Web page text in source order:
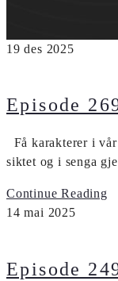
19 des 2025
Episode
Få karakterer i
siktet og i senga
Continue Reading
14 mai 2025
Episode